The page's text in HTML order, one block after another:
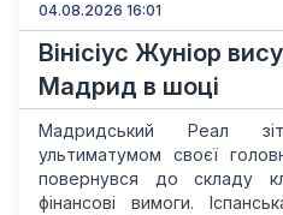
04.08.2026 16:01
Вінісіус Жуніор
Мадрид в шоці
Мадридський Реал
ультиматумом своєї
повернувся до складу
фінансові вимоги.